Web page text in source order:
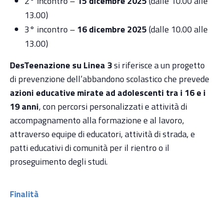
13.00)
3° incontro – 16 dicembre 2025(dalle 10.00 alle
13.00)
DesTeenazione su Linea 3si riferisce a un progetto
di prevenzione dell’abbandono scolastico che prevede
azioni educative mirate ad adolescenti tra i 16 e i
19 anni, con percorsi personalizzati e attività di
accompagnamento alla formazione e al lavoro,
attraverso equipe di educatori, attività di strada, e
patti educativi di comunità per il rientro o il
proseguimento degli studi.
Finalità